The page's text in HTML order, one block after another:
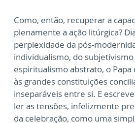
Como, então, recuperar a
plenamente a ação litúrgica?
perplexidade da pós-
individualismo, do
espiritualismo abstrato, o
às grandes constituições
inseparáveis entre si. E
ler as tensões, infelizmente
da celebração, como uma